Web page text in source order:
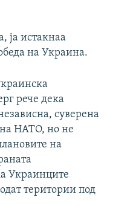
ја истакнаа
на Украина.
рече дека
суверена
на НАТО, но не
на
Украинците
територии под